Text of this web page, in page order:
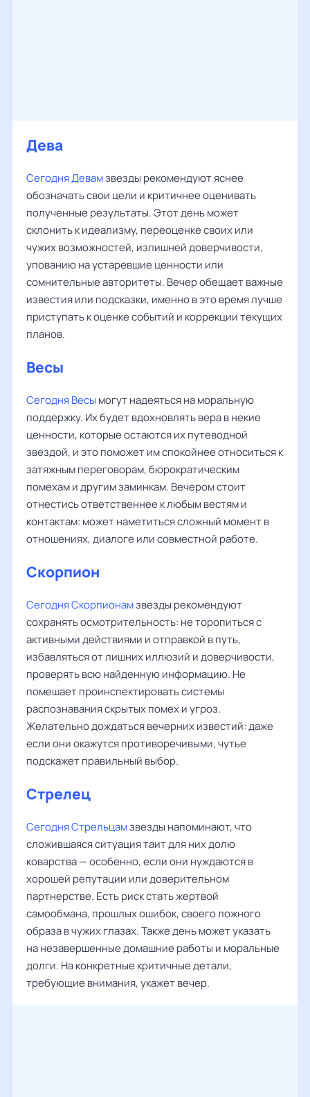
Дева
Сегодня Девамзвезды рекомендуют яснее
обозначать свои цели и критичнее оценивать
полученные результаты. Этот день может
склонить к идеализму, переоценке своих или
чужих возможностей, излишней доверчивости,
упованию на устаревшие ценности или
сомнительные авторитеты. Вечер обещает важные
известия или подсказки, именно в это время лучше
приступать к оценке событий и коррекции текущих
планов.
Весы
Сегодня Весы могут надеяться на моральную
поддержку. Их будет вдохновлять вера в некие
ценности, которые остаются их путеводной
звездой, и это поможет им спокойнее относиться к
затяжным переговорам, бюрократическим
помехам и другим заминкам. Вечером стоит
отнестись ответственнее к любым вестям и
контактам: может наметиться сложный момент в
отношениях, диалоге или совместной работе.
Скорпион
Сегодня Скорпионамзвезды рекомендуют
сохранять осмотрительность: не торопиться с
активными действиями и отправкой в путь,
избавляться от лишних иллюзий и доверчивости,
проверять всю найденную информацию. Не
помешает проинспектировать системы
распознавания скрытых помех и угроз.
Желательно дождаться вечерних известий: даже
если они окажутся противоречивыми, чутье
подскажет правильный выбор.
Стрелец
Сегодня Стрельцамзвезды напоминают, что
сложившаяся ситуация таит для них долю
коварства — особенно, если они нуждаются в
хорошей репутации или доверительном
партнерстве. Есть риск стать жертвой
самообмана, прошлых ошибок, своего ложного
образа в чужих глазах. Также день может указать
на незавершенные домашние работы и моральные
долги. На конкретные критичные детали,
требующие внимания, укажет вечер.